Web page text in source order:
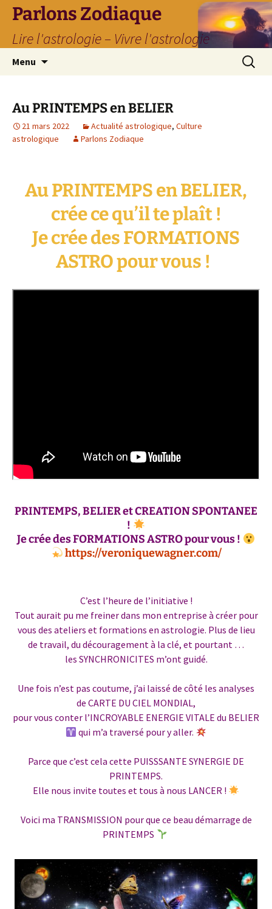
Parlons Zodiaque
Lire l'astrologie – Vivre l'astrologie
Menu
Au PRINTEMPS en BELIER
21 mars 2022 Actualité astrologique, Culture
astrologique
Parlons Zodiaque
Au PRINTEMPS en BELIER,
crée ce qu’il te plaît !
Je crée des FORMATIONS
ASTRO pour vous !
PRINTEMPS, BELIER et CREATION SPONTANEE
!
Je crée des FORMATIONS ASTRO pour vous !
https://veroniquewagner.com/
C’est l’heure de l’initiative !
Tout aurait pu me freiner dans mon entreprise à créer pour
vous des ateliers et formations en astrologie. Plus de lieu
de travail, du découragement à la clé, et pourtant …
les SYNCHRONICITES m’ont guidé.
Une fois n’est pas coutume, j’ai laissé de côté les analyses
de CARTE DU CIEL MONDIAL,
pour vous conter l’INCROYABLE ENERGIE VITALE du BELIER
qui m’a traversé pour y aller.
Parce que c’est cela cette PUISSSANTE SYNERGIE DE
PRINTEMPS.
Elle nous invite toutes et tous à nous LANCER !
Voici ma TRANSMISSION pour que ce beau démarrage de
PRINTEMPS